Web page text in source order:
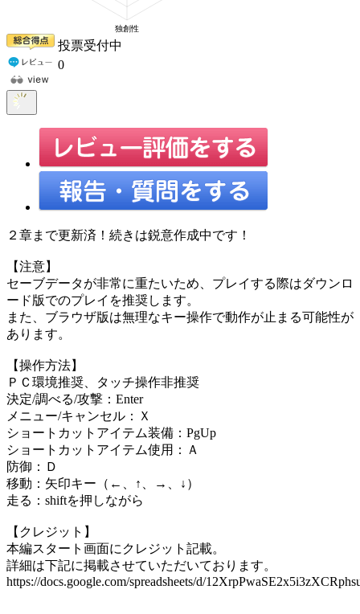
投票受付中
0
２章まで更新済！続きは鋭意作成中です！
【注意】
セーブデータが非常に重たいため、プレイする際はダウンロ
ード版でのプレイを推奨します。
また、ブラウザ版は無理なキー操作で動作が止まる可能性が
あります。
【操作方法】
ＰＣ環境推奨、タッチ操作非推奨
決定/調べる/攻撃：Enter
メニュー/キャンセル：Ｘ
ショートカットアイテム装備：PgUp
ショートカットアイテム使用：Ａ
防御：Ｄ
移動：矢印キー（←、↑、→、↓）
走る：shiftを押しながら
【クレジット】
本編スタート画面にクレジット記載。
詳細は下記に掲載させていただいております。
https://docs.google.com/spreadsheets/d/